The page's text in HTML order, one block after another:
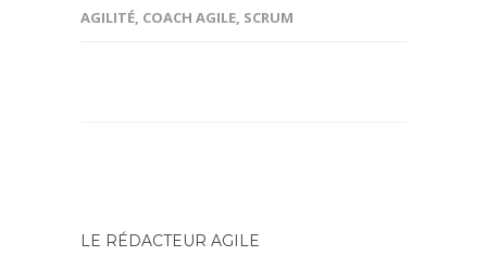
AGILITÉ COACH AGILE SCRUM
LE RÉDACTEUR AGILE